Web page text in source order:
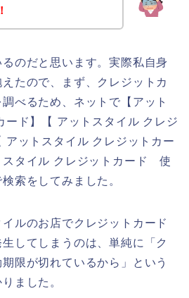
のだと思います。実際私自身
たので、まず、クレジットカ
べるため、ネットで【アット
ード】【 アットスタイル クレジ
ットスタイル クレジットカー
タイル クレジットカード 使
索をしてみました。
ルのお店でクレジットカード
してしまうのは、単純に「ク
限が切れているから」という
ました。